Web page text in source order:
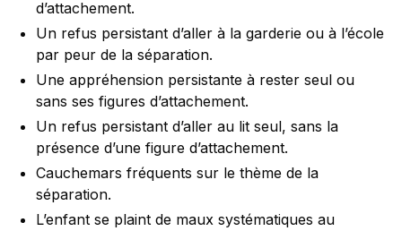
d’attachement.
Un refus persistant d’aller à la garderie ou à l’école
par peur de la séparation.
Une appréhension persistante à rester seul ou
sans ses figures d’attachement.
Un refus persistant d’aller au lit seul, sans la
présence d’une figure d’attachement.
Cauchemars fréquents sur le thème de la
séparation.
L’enfant se plaint de maux systématiques au